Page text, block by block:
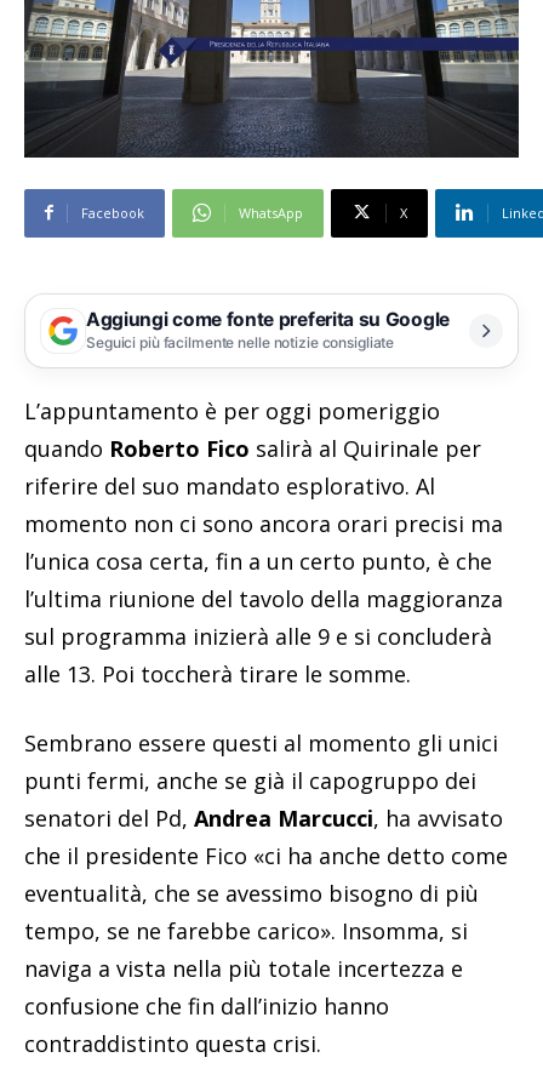
Facebook WhatsApp X
Aggiungi come fonte preferita su Google
Seguici più facilmente nelle notizie consigliate
L’appuntamento è per oggi pomeriggio
quando Roberto Fico salirà al Quirinale per
riferire del suo mandato esplorativo. Al
momento non ci sono ancora orari precisi ma
l’unica cosa certa, fin a un certo punto, è che
l’ultima riunione del tavolo della maggioranza
sul programma inizierà alle 9 e si concluderà
alle 13. Poi toccherà tirare le somme.
Sembrano essere questi al momento gli unici
punti fermi, anche se già il capogruppo dei
senatori del Pd, Andrea Marcucci, ha avvisato
che il presidente Fico «ci ha anche detto come
eventualità, che se avessimo bisogno di più
tempo, se ne farebbe carico». Insomma, si
naviga a vista nella più totale incertezza e
confusione che fin dall’inizio hanno
contraddistinto questa crisi.